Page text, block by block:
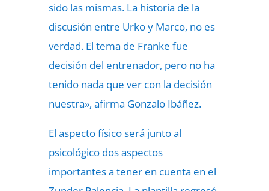
sido las mismas. La historia de la
discusión entre Urko y Marco, no es
verdad. El tema de Franke fue
decisión del entrenador, pero no ha
tenido nada que ver con la decisión
nuestra», afirma Gonzalo Ibáñez.
El aspecto físico será junto al
psicológico dos aspectos
importantes a tener en cuenta en el